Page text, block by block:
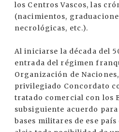
los Centros Vascos, las
(nacimientos,
necrológicas, etc.).
Al iniciarse la década del
entrada del régimen
Organización de
privilegiado Concordato
tratado comercial con los
subsiguiente acuerdo
bases militares de ese